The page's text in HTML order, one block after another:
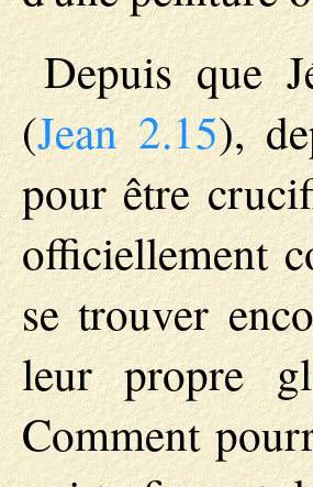
Depuis que
(Jean 2.15),
pour être
officiellement
se trouver
leur propre
Comment